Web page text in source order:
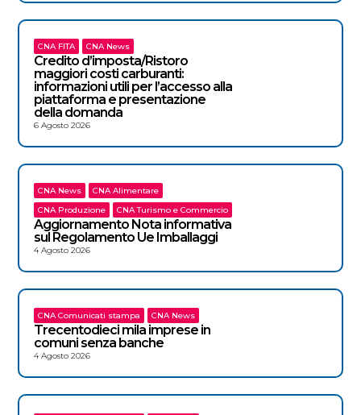
CNA FITA CNA News
Credito d’imposta/Ristoro
maggiori costi carburanti:
informazioni utili per l’accesso alla
piattaforma e presentazione
della domanda
6 Agosto 2026
CNA News
CNA Alimentare
CNA Produzione
CNA Turismo e Commercio
Aggiornamento Nota informativa
sul Regolamento Ue Imballaggi
4 Agosto 2026
CNA Comunicati stampa CNA News
Trecentodieci mila imprese in
comuni senza banche
4 Agosto 2026